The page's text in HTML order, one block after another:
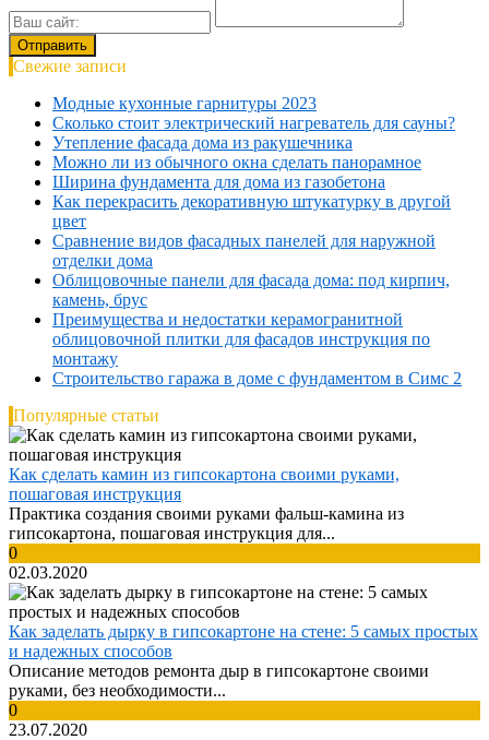
Свежие записи
Модные кухонные гарнитуры 2023
Сколько стоит электрический нагреватель для сауны?
Утепление фасада дома из ракушечника
Можно ли из обычного окна сделать панорамное
Ширина фундамента для дома из газобетона
Как перекрасить декоративную штукатурку в другой
цвет
Сравнение видов фасадных панелей для наружной
отделки дома
Облицовочные панели для фасада дома: под кирпич,
камень, брус
Преимущества и недостатки керамогранитной
облицовочной плитки для фасадов инструкция по
монтажу
Строительство гаража в доме с фундаментом в Симс 2
Популярные статьи
Как сделать камин из гипсокартона своими руками,
пошаговая инструкция
Практика создания своими руками фальш-камина из
гипсокартона, пошаговая инструкция для...
0
02.03.2020
Как заделать дырку в гипсокартоне на стене: 5 самых простых
и надежных способов
Описание методов ремонта дыр в гипсокартоне своими
руками, без необходимости...
0
23.07.2020